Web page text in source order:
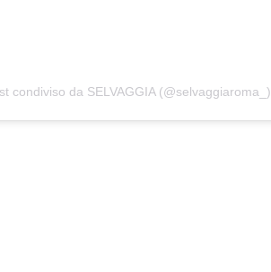
condiviso da SELVAGGIA (@selvaggiaroma_)